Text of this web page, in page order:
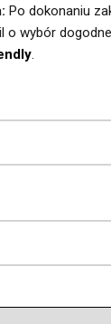
Po dokonaniu
o wybór
.